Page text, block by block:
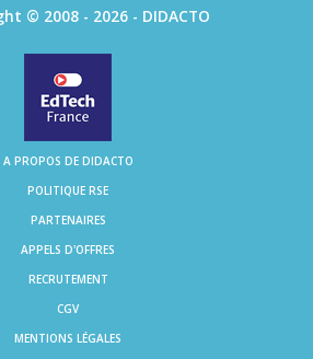
© 2008 - 2026 - DIDACTO
A PROPOS DE DIDACTO
POLITIQUE RSE
PARTENAIRES
APPELS D'OFFRES
RECRUTEMENT
CGV
MENTIONS LÉGALES